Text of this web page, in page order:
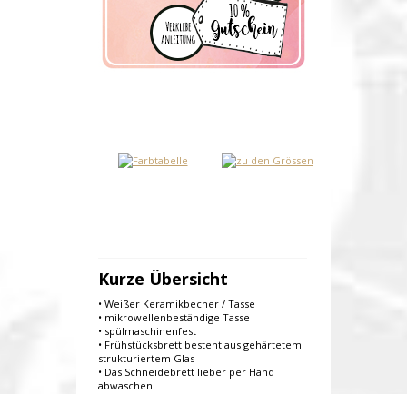
Kurze Übersicht
• Weißer Keramikbecher / Tasse
• mikrowellenbeständige Tasse
• spülmaschinenfest
• Frühstücksbrett besteht aus gehärtetem
strukturiertem Glas
• Das Schneidebrett lieber per Hand
abwaschen